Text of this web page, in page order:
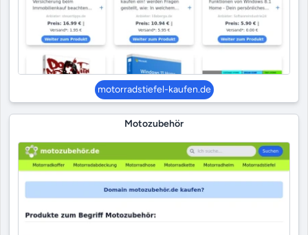
motorradstiefel-kaufen.de
Motozubehör